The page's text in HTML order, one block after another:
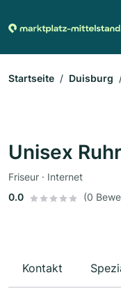
Startseite Duisburg
Unisex
Friseur · Internet
0.0
(0
Kontakt